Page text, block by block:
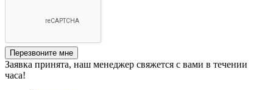
Перезвоните мне
Заявка принята, наш менеджер свяжется с вами в течении
часа!